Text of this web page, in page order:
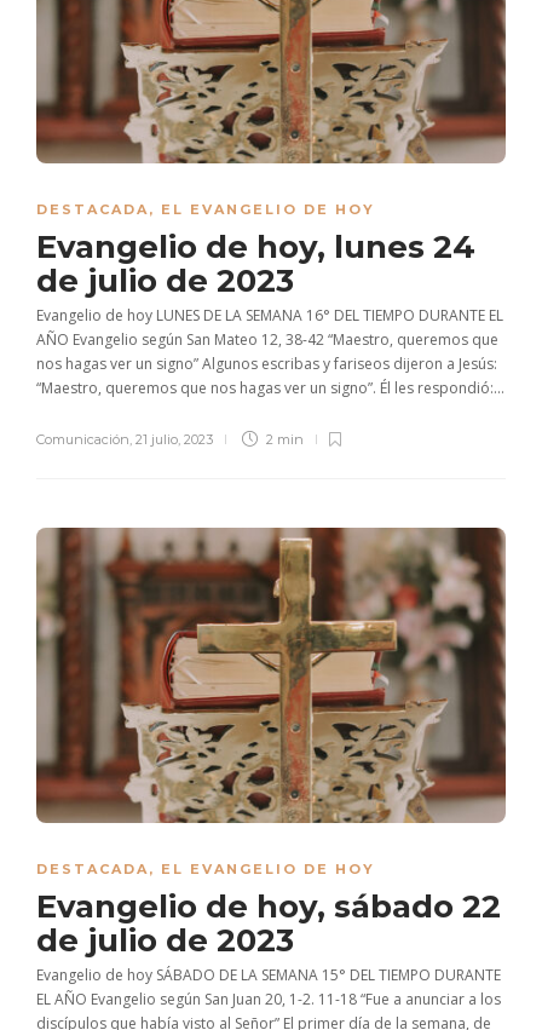
DESTACADA , EL EVANGELIO DE HOY
Evangelio de hoy, lunes 24
de julio de 2023
Evangelio de hoy LUNES DE LA SEMANA 16° DEL TIEMPO DURANTE EL
AÑO Evangelio según San Mateo 12, 38-42 “Maestro, queremos que
nos hagas ver un signo” Algunos escribas y fariseos dijeron a Jesús:
“Maestro, queremos que nos hagas ver un signo”. Él les respondió:...
Comunicación 21 julio, 2023 2 min
DESTACADA, EL EVANGELIO DE HOY
Evangelio de hoy, sábado 22
de julio de 2023
Evangelio de hoy SÁBADO DE LA SEMANA 15° DEL TIEMPO DURANTE
EL AÑO Evangelio según San Juan 20, 1-2. 11-18 “Fue a anunciar a los
discípulos que había visto al Señor” El primer día de la semana, de